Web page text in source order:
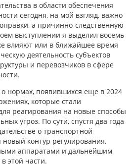
в области обеспечения
сегодня, на мой взгляд, важно
а причинно-следственную
выступлении я выделил восемь
влияют или в ближайшее время
деятельность субъектов
и перевозчиков в сфере
нормах, появившихся еще в 2024
которые стали
реагирования на новые способы
угроз. По сути, спустя два года
о транспортной
новый контур регулирования,
аппаратами и дальнейшим
этой части.